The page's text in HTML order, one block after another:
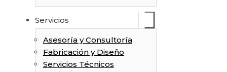
Servicios
Asesoría y Consultoría
Fabricación y Diseño
Servicios Técnicos